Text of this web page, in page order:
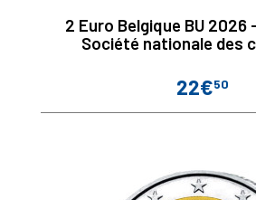
2 Euro Belgique BU 2026
Société nationale des
Prix
22€50